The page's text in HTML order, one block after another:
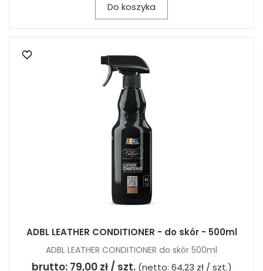
Do koszyka
ADBL LEATHER CONDITIONER - do skór - 500ml
ADBL LEATHER CONDITIONER do skór 500ml
brutto: 79,00 zł / szt. (netto: 64,23 zł / szt.)